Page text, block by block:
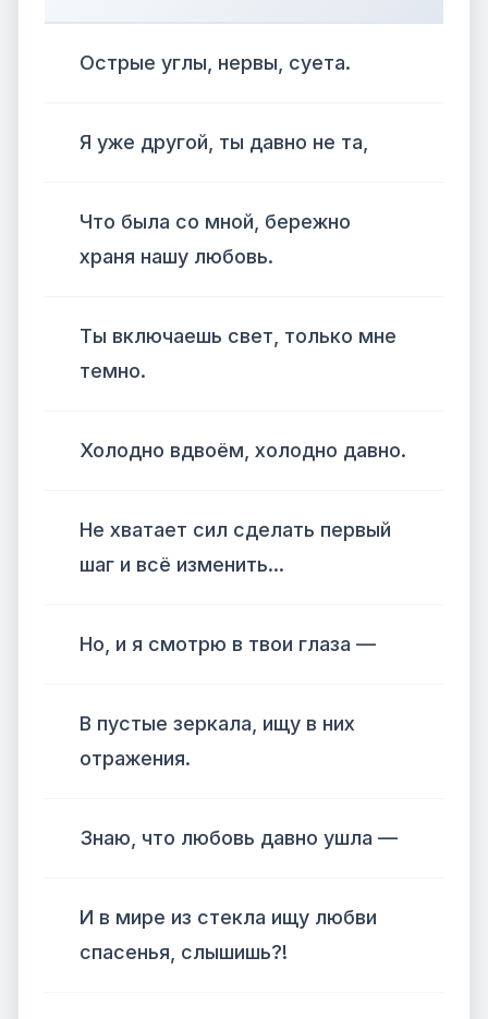
Острые углы, нервы, суета.
Я уже другой, ты давно не та,
Что была со мной, бережно
храня нашу любовь.
Ты включаешь свет, только мне
темно.
Холодно вдвоём, холодно давно.
Не хватает сил сделать первый
шаг и всё изменить...
Но, и я смотрю в твои глаза —
В пустые зеркала, ищу в них
отражения.
Знаю, что любовь давно ушла —
И в мире из стекла ищу любви
спасенья, слышишь?!